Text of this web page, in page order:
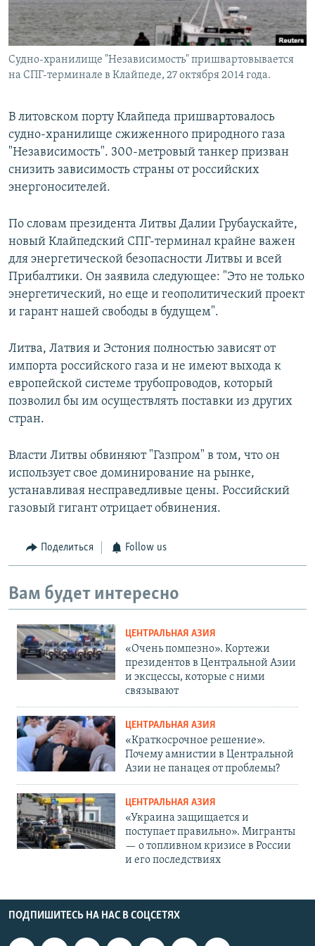
Судно-хранилище "Независимость" пришвартовывается
на СПГ-терминале в Клайпеде, 27 октября 2014 года.
В литовском порту Клайпеда пришвартовалось
судно-хранилище сжиженного природного газа
"Независимость". 300-метровый танкер призван
снизить зависимость страны от российских
энергоносителей.
По словам президента Литвы Далии Грубаускайте,
новый Клайпедский СПГ-терминал крайне важен
для энергетической безопасности Литвы и всей
Прибалтики. Он заявила следующее: "Это не только
энергетический, но еще и геополитический проект
и гарант нашей свободы в будущем".
Литва, Латвия и Эстония полностью зависят от
импорта российского газа и не имеют выхода к
европейской системе трубопроводов, который
позволил бы им осуществлять поставки из других
стран.
Власти Литвы обвиняют "Газпром" в том, что он
использует свое доминирование на рынке,
устанавливая несправедливые цены. Российский
газовый гигант отрицает обвинения.
Поделиться Follow us
Вам будет интересно
ЦЕНТРАЛЬНАЯ АЗИЯ
«Очень помпезно». Кортежи
президентов в Центральной Азии
и эксцессы, которые с ними
связывают
ЦЕНТРАЛЬНАЯ АЗИЯ
«Краткосрочное решение».
Почему амнистии в Центральной
Азии не панацея от проблемы?
ЦЕНТРАЛЬНАЯ АЗИЯ
«Украина защищается и
поступает правильно». Мигранты
— о топливном кризисе в России
и его последствиях
ПОДПИШИТЕСЬ НА НАС В СОЦСЕТЯХ